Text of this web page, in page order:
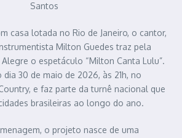
Santos
casa lotada no Rio de Janeiro, o cantor,
Milton Guedes traz pela
o espetáculo “Milton Canta Lulu”.
30 de maio de 2026, às 21h, no
e faz parte da turnê nacional que
brasileiras ao longo do ano.
o projeto nasce de uma